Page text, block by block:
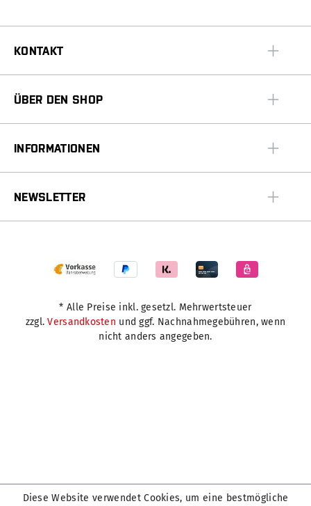
KONTAKT
ÜBER DEN SHOP
INFORMATIONEN
NEWSLETTER
* Alle Preise inkl. gesetzl. Mehrwertsteuer
zzgl.Versandkosten und ggf. Nachnahmegebühren, wenn
nicht anders angegeben.
Diese Website verwendet Cookies, um eine bestmögliche